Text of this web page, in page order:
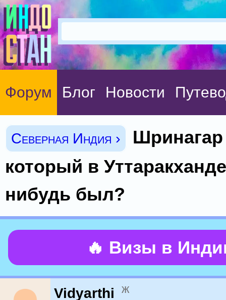
Форум Блог Новости
Северная Индия ›
Шринагар
который в
нибудь был?
🔥 Визы в
Vidyarthi ж